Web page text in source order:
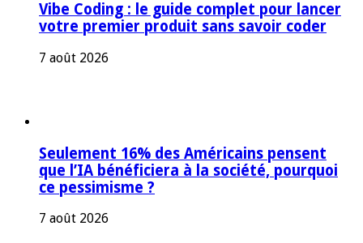
Vibe Coding : le guide complet pour lancer
votre premier produit sans savoir coder
7 août 2026
Seulement 16% des Américains pensent
que l’IA bénéficiera à la société, pourquoi
ce pessimisme ?
7 août 2026